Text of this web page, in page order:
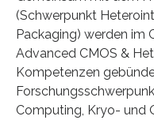
(Schwerpunkt
Packaging) werden im
Advanced CMOS &
Kompetenzen
Computing, Kryo- und